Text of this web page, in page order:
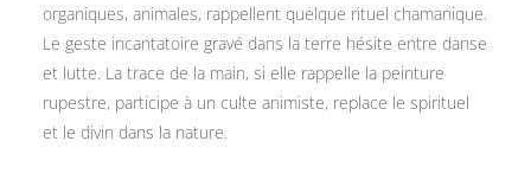
organiques, animales, rappellent quelque rituel chamanique.
Le geste incantatoire gravé dans la terre hésite entre danse
et lutte. La trace de la main, si elle rappelle la peinture
rupestre, participe à un culte animiste, replace le spirituel
et le divin dans la nature.